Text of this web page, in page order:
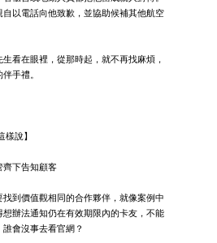
以電話向他致歉，並協助候補其他航空
看在眼裡，從那時起，就不再找麻煩，
手禮。
樣說】
齊下告知顧客
到價值觀相同的合作夥伴，就像案例中
辦法通知仍在有效期限內的卡友，不能
會沒事去看官網？